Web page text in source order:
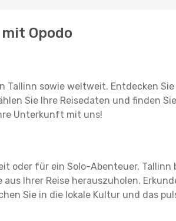
Opodo
sowie weltweit. Entdecken
Sie Ihre Reisedaten und finden
Unterkunft mit uns!
oder für ein Solo-Abenteuer,
Ihrer Reise herauszuholen.
Sie in die lokale Kultur und das